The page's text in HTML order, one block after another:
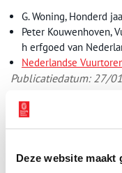
Deze website maakt
G. Woning, Honderd
Peter Kouwenhoven,
h erfgoed van
Nederlandse
Publicatiedatum: 27/
Ontvang de